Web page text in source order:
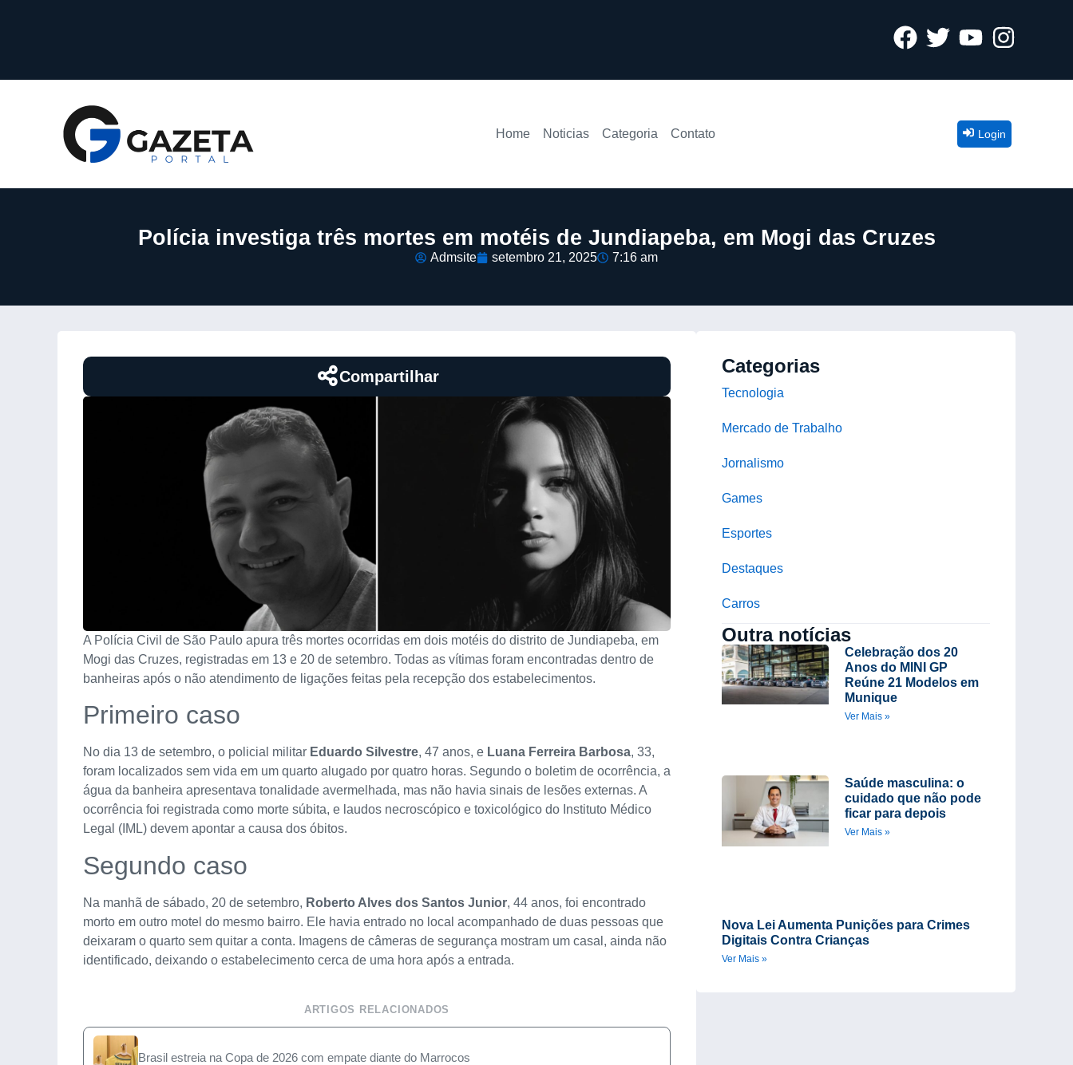
Home Noticias Categoria Contato Login
Polícia investiga três mortes em motéis de Jundiapeba, em Mogi das Cruzes
Admsite setembro 21, 2025 7:16 am
Compartilhar
A Polícia Civil de São Paulo apura três mortes ocorridas em dois motéis do distrito de Jundiapeba, em
Mogi das Cruzes, registradas em 13 e 20 de setembro. Todas as vítimas foram encontradas dentro de
banheiras após o não atendimento de ligações feitas pela recepção dos estabelecimentos.
Primeiro caso
No dia 13 de setembro, o policial militar Eduardo Silvestre, 47 anos, e Luana Ferreira Barbosa, 33,
foram localizados sem vida em um quarto alugado por quatro horas. Segundo o boletim de ocorrência, a
água da banheira apresentava tonalidade avermelhada, mas não havia sinais de lesões externas. A
ocorrência foi registrada como morte súbita, e laudos necroscópico e toxicológico do Instituto Médico
Legal (IML) devem apontar a causa dos óbitos.
Segundo caso
Na manhã de sábado, 20 de setembro, Roberto Alves dos Santos Junior, 44 anos, foi encontrado
morto em outro motel do mesmo bairro. Ele havia entrado no local acompanhado de duas pessoas que
deixaram o quarto sem quitar a conta. Imagens de câmeras de segurança mostram um casal, ainda não
identificado, deixando o estabelecimento cerca de uma hora após a entrada.
ARTIGOS RELACIONADOS
Brasil estreia na Copa de 2026 com empate diante do Marrocos
Categorias
Tecnologia
Mercado de Trabalho
Jornalismo
Games
Esportes
Destaques
Carros
Outra notícias
Celebração dos 20
Anos do MINI GP
Reúne 21 Modelos em
Munique
Ver Mais »
Saúde masculina: o
cuidado que não pode
ficar para depois
Ver Mais »
Nova Lei Aumenta Punições para Crimes
Digitais Contra Crianças
Ver Mais »